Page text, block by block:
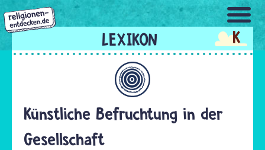
Direkt
zum
Inhalt
K
Künstliche Befruchtung in der
Gesellschaft